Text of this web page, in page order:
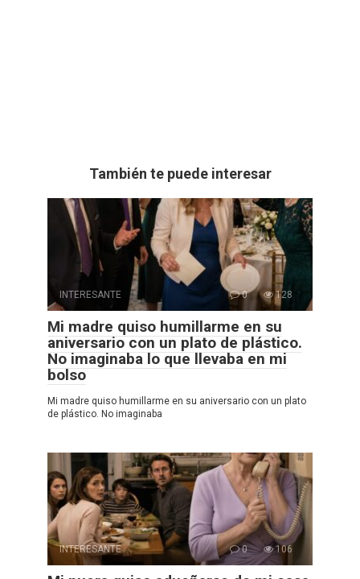
También te puede interesar
INTERESANTE 0 128
Mi madre quiso humillarme en su
aniversario con un plato de plástico.
No imaginaba lo que llevaba en mi
bolso
Mi madre quiso humillarme en su aniversario con un plato
de plástico. No imaginaba
INTERESANTE 0 106